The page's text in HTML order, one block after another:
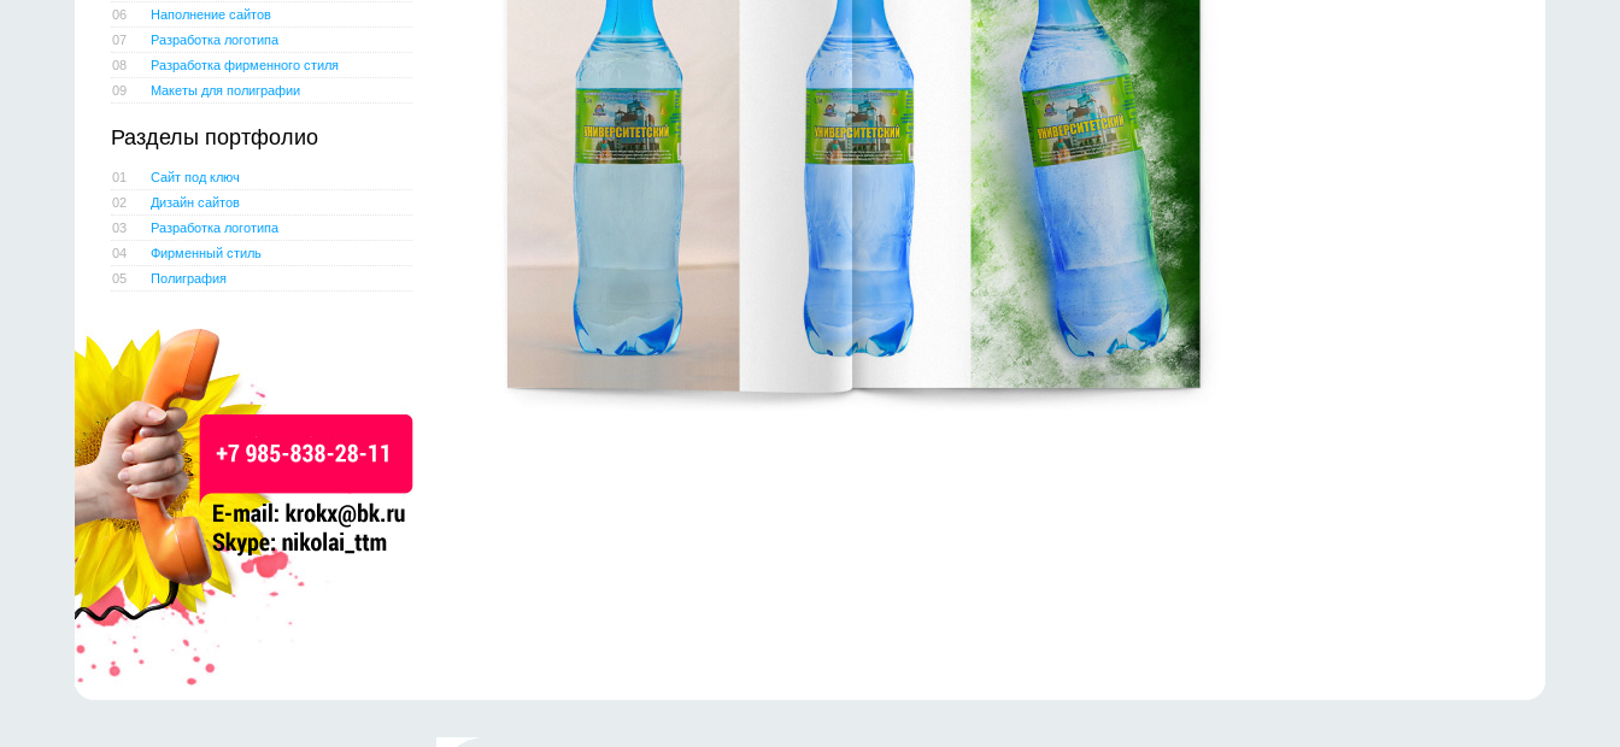
06
Наполнение сайтов
07
Разработка логотипа
08
Разработка фирменного стиля
09
Макеты для полиграфии
Разделы портфолио
01
Сайт под ключ
02
Дизайн сайтов
03
Разработка логотипа
04
Фирменный стиль
05
Полиграфия